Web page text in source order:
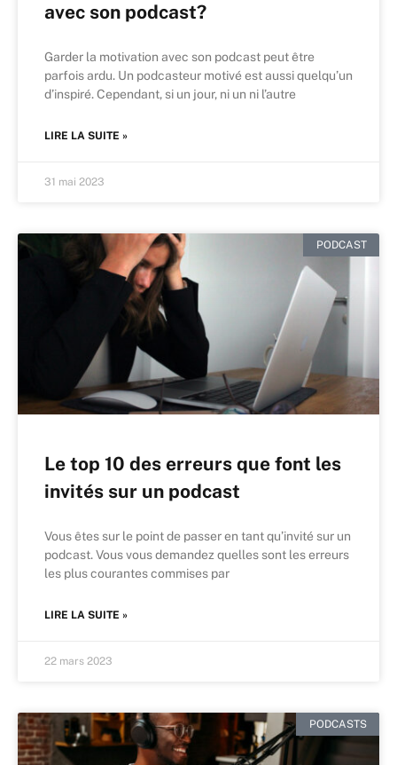
avec son podcast?
Garder la motivation avec son podcast peut être
parfois ardu. Un podcasteur motivé est aussi quelqu’un
d’inspiré. Cependant, si un jour, ni un ni l’autre
LIRE LA SUITE »
31 mai 2023
PODCAST
Le top 10 des erreurs que font les
invités sur un podcast
Vous êtes sur le point de passer en tant qu’invité sur un
podcast. Vous vous demandez quelles sont les erreurs
les plus courantes commises par
LIRE LA SUITE »
22 mars 2023
PODCASTS